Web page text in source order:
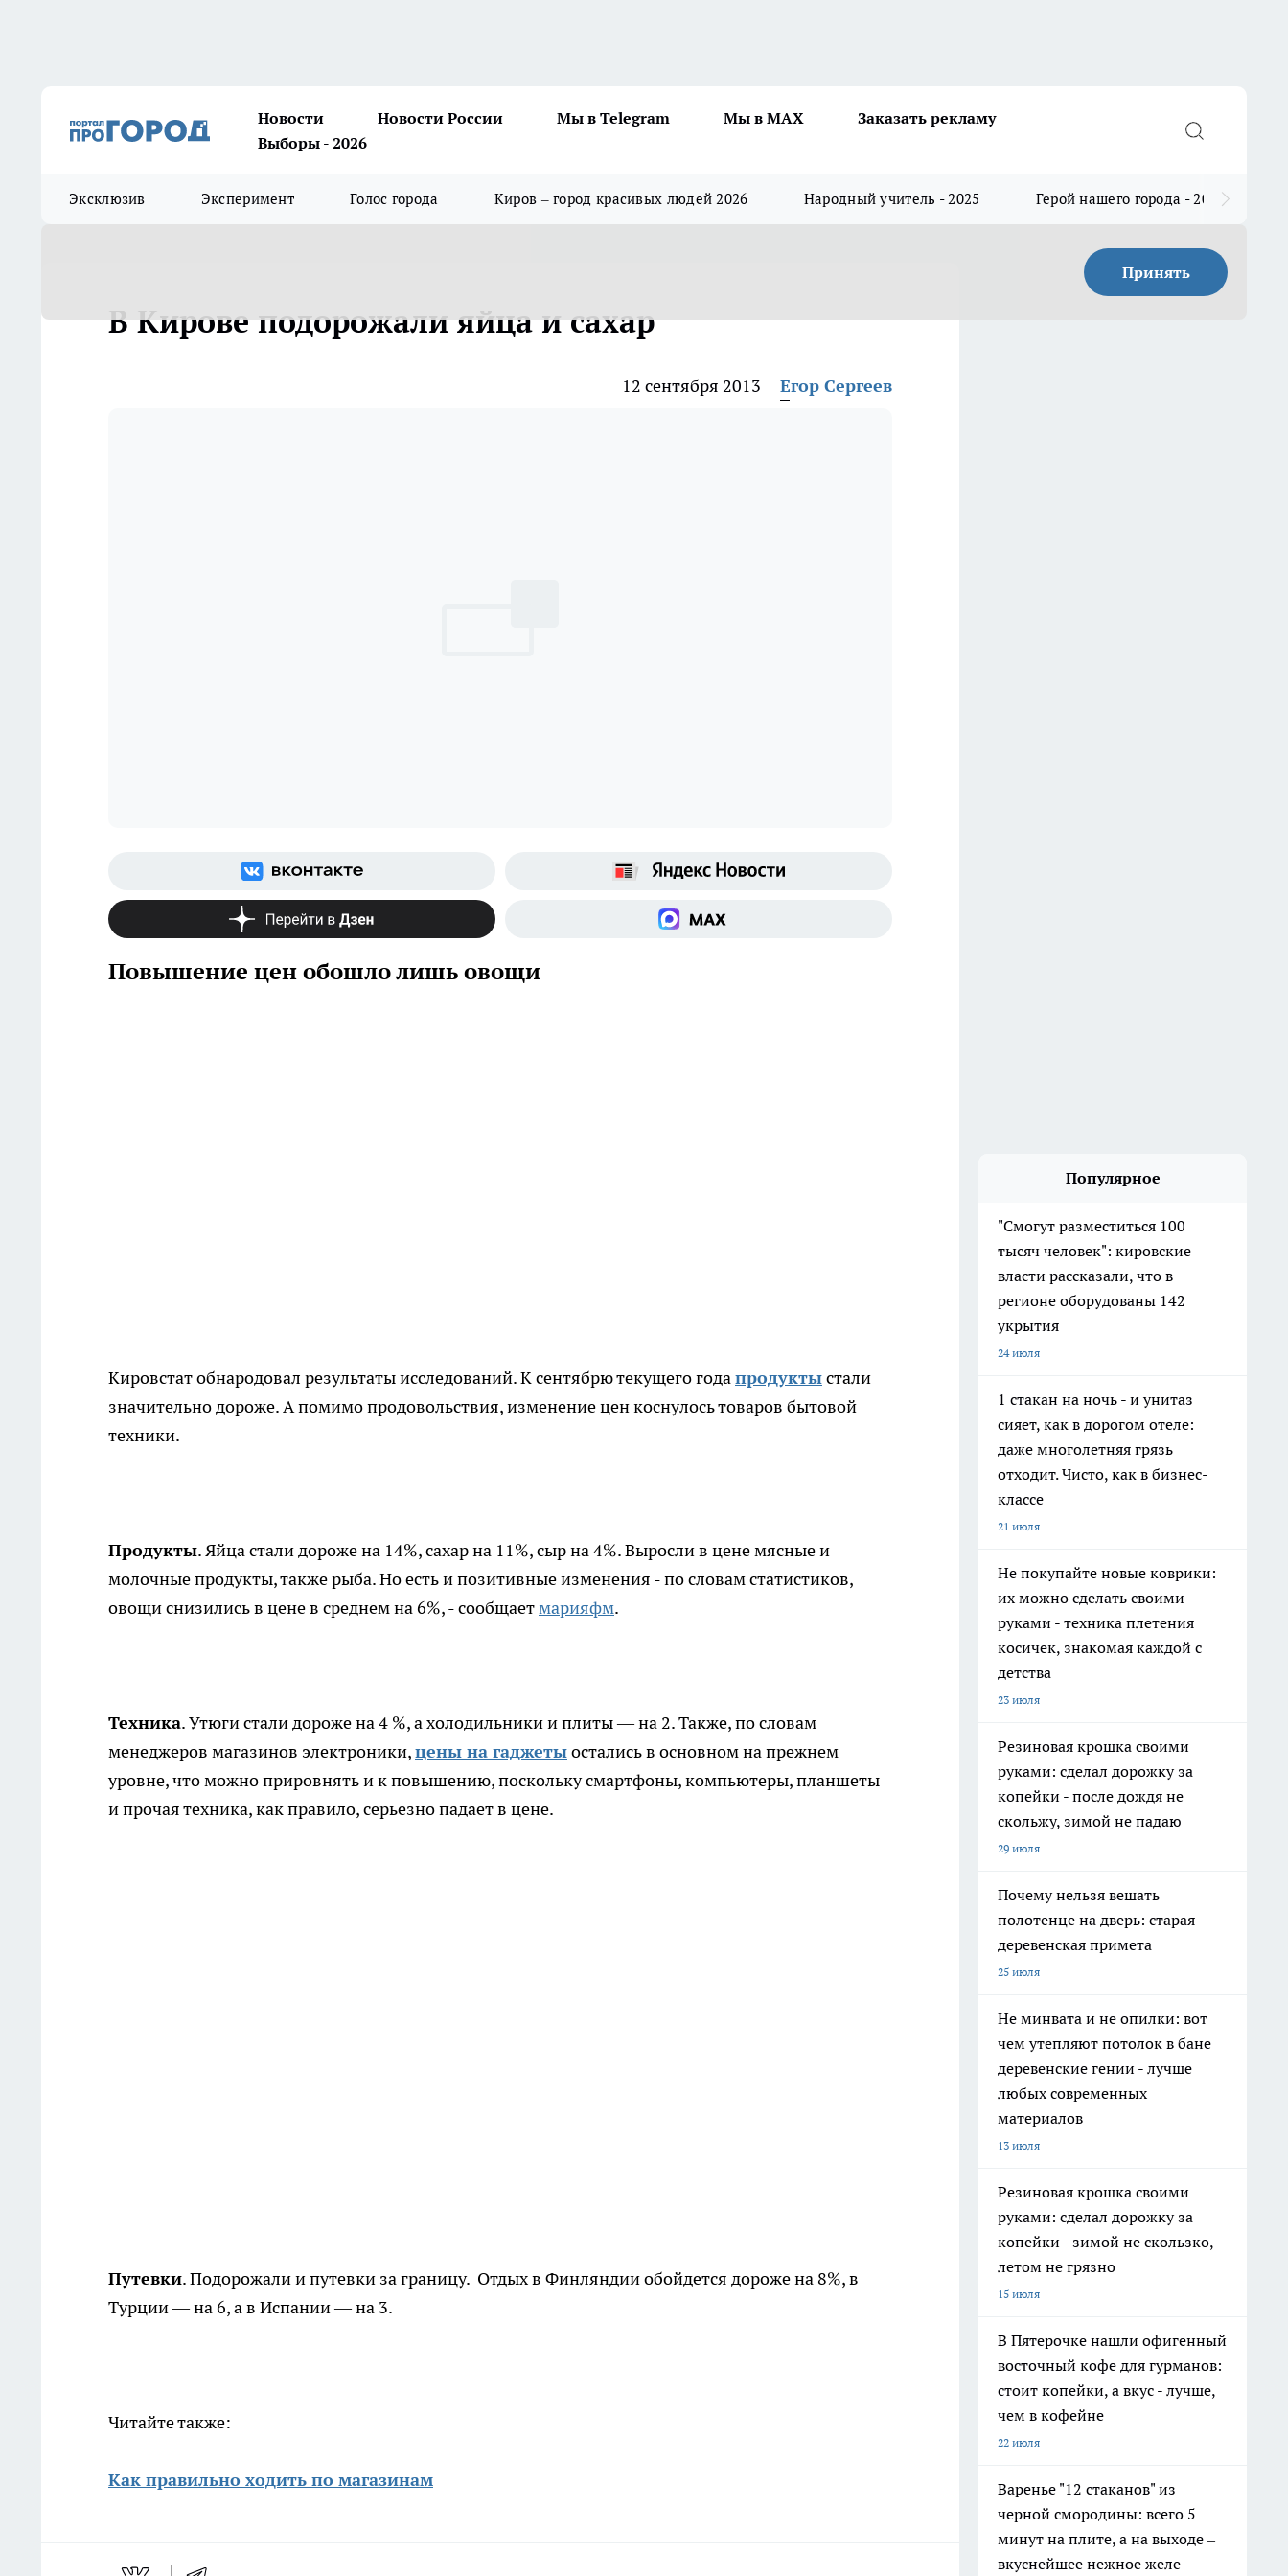
Новости Новости России Мы в Telegram Мы в MAX
Заказать рекламу
Выборы - 2026
Эксклюзив Эксперимент Голос города Киров – город красивых людей 2026 Народный учитель - 2025 Герой нашего города - 2025
Принять
В Кирове подорожали яйца и сахар
12 сентября 2013 Егор Сергеев
Повышение цен обошло лишь овощи
Кировстат обнародовал результаты исследований. К сентябрю текущего годапродуктыстали
значительно дороже. А помимо продовольствия, изменение цен коснулось товаров бытовой
техники.
Продукты. Яйца стали дороже на 14%, сахар на 11%, сыр на 4%. Выросли в цене мясные и
молочные продукты, также рыба. Но есть и позитивные изменения - по словам статистиков,
овощи снизились в цене в среднем на 6%, - сообщаетмарияфм.
Техника. Утюги стали дороже на 4 %, а холодильники и плиты — на 2. Также, по словам
менеджеров магазинов электроники,цены на гаджетыостались в основном на прежнем
уровне, что можно прировнять и к повышению, поскольку смартфоны, компьютеры, планшеты
и прочая техника, как правило, серьезно падает в цене.
Путевки. Подорожали и путевки за границу. Отдых в Финляндии обойдется дороже на 8%, в
Турции — на 6, а в Испании — на 3.
Читайте также:
Как правильно ходить по магазинам
Популярное
"Смогут разместиться 100
тысяч человек": кировские
власти рассказали, что в
регионе оборудованы 142
укрытия
24 июля
1 стакан на ночь - и унитаз
сияет, как в дорогом отеле:
даже многолетняя грязь
отходит. Чисто, как в бизнес-
классе
21 июля
Не покупайте новые коврики:
их можно сделать своими
руками - техника плетения
косичек, знакомая каждой с
детства
23 июля
Резиновая крошка своими
руками: сделал дорожку за
копейки - после дождя не
скольжу, зимой не падаю
29 июля
Почему нельзя вешать
полотенце на дверь: старая
деревенская примета
25 июля
Не минвата и не опилки: вот
чем утепляют потолок в бане
деревенские гении - лучше
любых современных
материалов
13 июля
Резиновая крошка своими
руками: сделал дорожку за
копейки - зимой не скользко,
летом не грязно
15 июля
В Пятерочке нашли офигенный
восточный кофе для гурманов:
стоит копейки, а вкус - лучше,
чем в кофейне
22 июля
Варенье "12 стаканов" из
черной смородины: всего 5
минут на плите, а на выходе –
вкуснейшее нежное желе